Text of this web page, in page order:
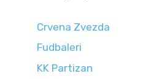
Crvena Zvezda
Fudbaleri
KK Partizan